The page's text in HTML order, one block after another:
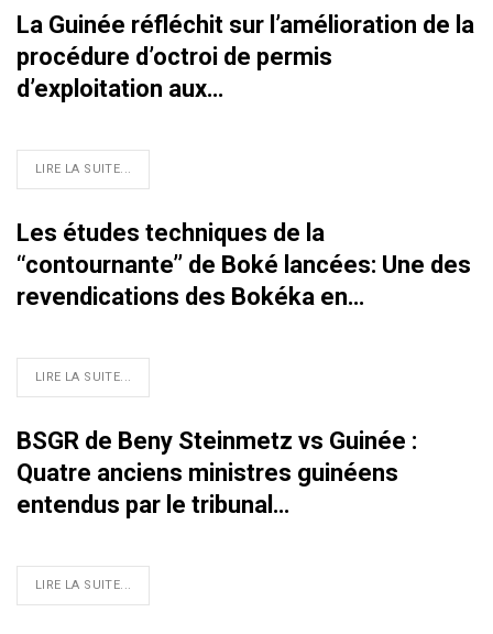
La Guinée réfléchit sur l’amélioration de la
procédure d’octroi de permis
d’exploitation aux…
LIRE LA SUITE...
Les études techniques de la
‘‘contournante’’ de Boké lancées: Une des
revendications des Bokéka en…
LIRE LA SUITE...
BSGR de Beny Steinmetz vs Guinée :
Quatre anciens ministres guinéens
entendus par le tribunal…
LIRE LA SUITE...